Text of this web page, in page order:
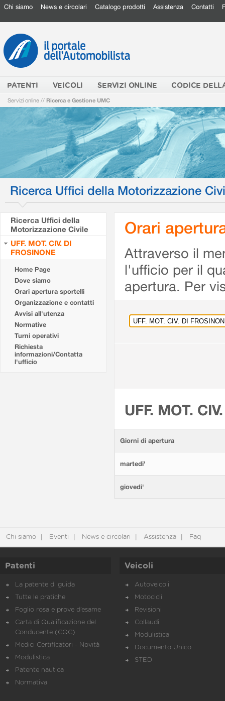
Chi siamo News e circolari Catalogo prodotti Assistenza Contatti
PATENTI VEICOLI SERVIZI ONLINE CODICE
Servizi online // Ricerca e Gestione UMC
Ricerca Uffici della Motorizzazione
Ricerca Uffici della
Motorizzazione Civile
UFF. MOT. CIV. DI
FROSINONE
Home Page
Dove siamo
Orari apertura sportelli
Organizzazione e contatti
Avvisi all'utenza
Normative
Turni operativi
Richiesta
informazioni/Contatta
l'ufficio
Orari
Attraverso il
l'ufficio per il
apertura. Per
UFF. MOT.
Giorni di apertura
martedi'
giovedi'
Chi siamo Eventi News e circolari Assistenza Faq
Patenti
La patente di guida
Tutte le pratiche
Foglio rosa e prove d’esame
Carta di Qualificazione del
Conducente (CQC)
Medici Certificatori - Novità
Modulistica
Patente nautica
Normativa
Veicoli
Autoveicoli
Motocicli
Revisioni
Collaudi
Modulistica
Documento Unico
STED